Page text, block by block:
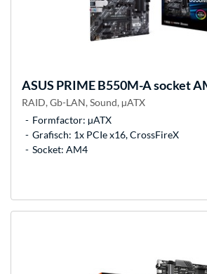
ASUS PRIME B550M-A socket
RAID, Gb-LAN, Sound, µATX
Formfactor: µATX
Grafisch: 1x PCIe x16, CrossFireX
Socket: AM4